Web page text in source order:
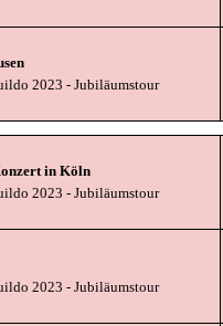
2023 - Jubiläumstour
in Köln
2023 - Jubiläumstour
2023 - Jubiläumstour